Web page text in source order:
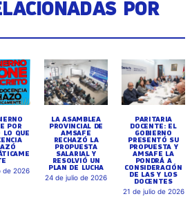
POR
POR
LO QUE
de 2026
LA ASAMBLEA
PROVINCIAL DE
AMSAFE
RECHAZÓ LA
PROPUESTA
SALARIAL Y
RESOLVIÓ UN
PLAN DE LUCHA
24 de julio de 2026
PARITARIA
DOCENTE: EL
GOBIERNO
PRESENTÓ SU
PROPUESTA Y
AMSAFE LA
PONDRÁ A
CONSIDERACIÓN
DE LAS Y LOS
DOCENTES
21 de julio de 2026